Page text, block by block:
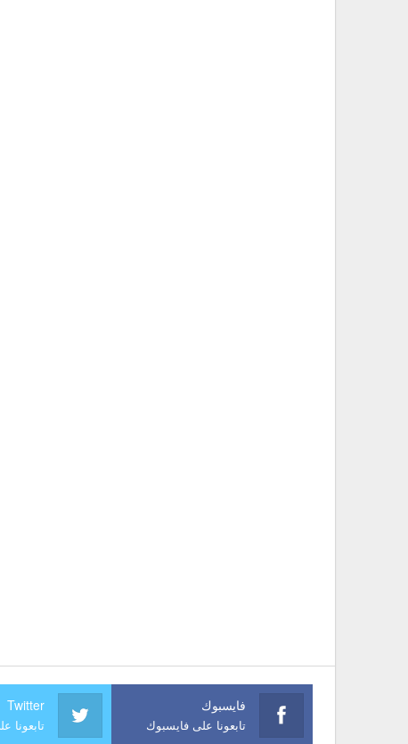
فايسبوك
تابعونا على فايسبوك
Twitter
تابعونا